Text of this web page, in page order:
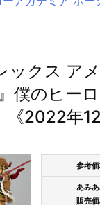
ックス ア
僕のヒー
2022年12
参考
あみ
販売
【ハローキテ
ィ】超合金魂